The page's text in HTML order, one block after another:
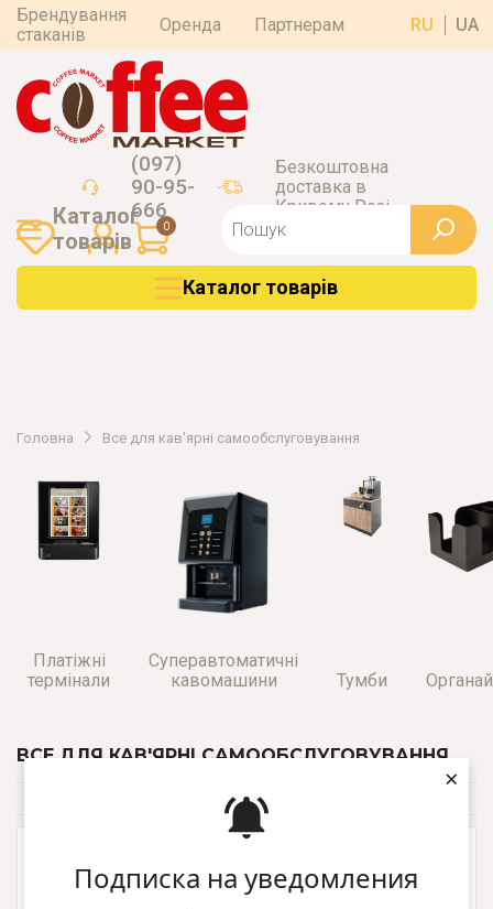
Подписка на уведомления
×
Брендування
стаканів
Оренда Партнерам RU UA
(097)
90-95-
666
Безкоштовна
доставка в
Кривому Розі
0
Каталог
товарiв
Каталог товарiв
Головна Все для кав'ярні самообслуговування
Платіжні
термінали
Суперавтоматичні
кавомашини
Тумби
ВСЕ ДЛЯ КАВ'ЯРНІ САМООБСЛУГОВУВАННЯ